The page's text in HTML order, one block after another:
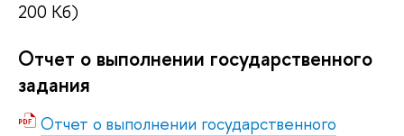
200 Кб)
Отчет о выполнении государственного
задания
Отчет о выполнении государственного